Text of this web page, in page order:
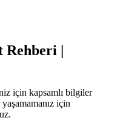
|
için kapsamlı bilgiler
için